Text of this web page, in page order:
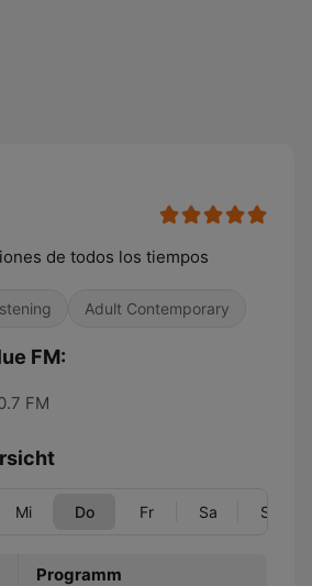
de todos los tiempos
Adult Contemporary
FM:
FM
Mi Do Fr Sa So
Programm